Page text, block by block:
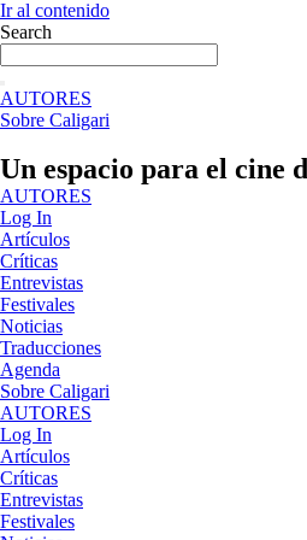
Ir al contenido
Search
AUTORES
Sobre Caligari
Un espacio para el cine
AUTORES
Log In
Artículos
Críticas
Entrevistas
Festivales
Noticias
Traducciones
Agenda
Sobre Caligari
AUTORES
Log In
Artículos
Críticas
Entrevistas
Festivales